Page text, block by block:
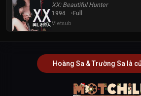
XX: Beautiful Hunter
1994 Full
Vietsub
Hoàng Sa & Trường Sa là